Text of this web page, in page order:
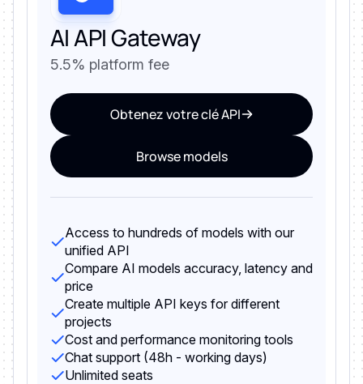
AI API Gateway
5.5% platform fee
Obtenez votre clé API
Browse models
Access to hundreds of models with our
unified API
Compare AI models accuracy, latency and
price
Create multiple API keys for different
projects
Cost and performance monitoring tools
Chat support (48h - working days)
Unlimited seats